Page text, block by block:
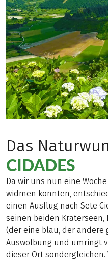
Das
CIDADES
Da wir uns nun eine
widmen konnten,
einen Ausflug nach Sete
seinen beiden Kraterseen,
(der eine blau, der andere
Auswölbung und umringt
dieser Ort sondergleichen.